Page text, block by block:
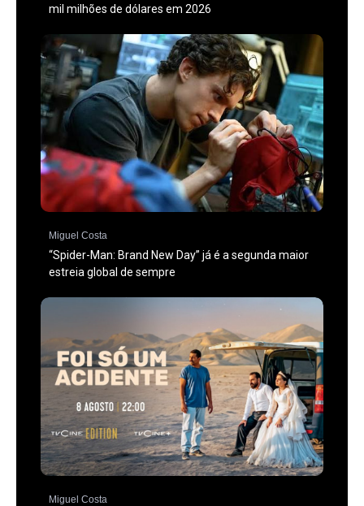
mil milhões de dólares em 2026
Miguel Costa
“Spider-Man: Brand New Day” já é a segunda maior
estreia global de sempre
Miguel Costa